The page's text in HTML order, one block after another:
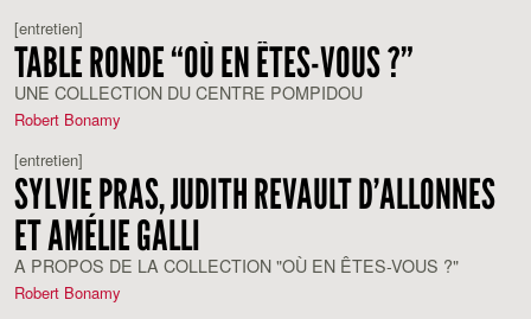
[entretien]
TABLE RONDE “OÙ EN ÊTES-VOUS ?”
UNE COLLECTION DU CENTRE POMPIDOU
Robert Bonamy
[entretien]
SYLVIE PRAS, JUDITH REVAULT D’ALLONNES
ET AMÉLIE GALLI
A PROPOS DE LA COLLECTION "OÙ EN ÊTES-VOUS ?"
Robert Bonamy